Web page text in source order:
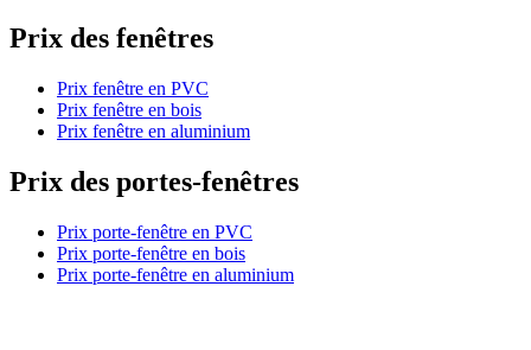
Prix des fenêtres
Prix fenêtre en PVC
Prix fenêtre en bois
Prix fenêtre en aluminium
Prix des portes-fenêtres
Prix porte-fenêtre en PVC
Prix porte-fenêtre en bois
Prix porte-fenêtre en aluminium